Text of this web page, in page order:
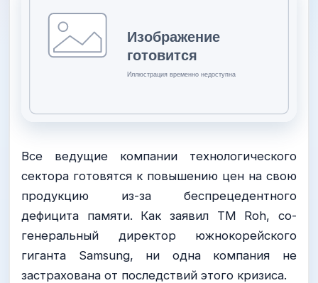
Все ведущие компании технологического
сектора готовятся к повышению цен на свою
продукцию из-за беспрецедентного
дефицита памяти. Как заявил TM Roh, со-
генеральный директор южнокорейского
гиганта Samsung, ни одна компания не
застрахована от последствий этого кризиса.